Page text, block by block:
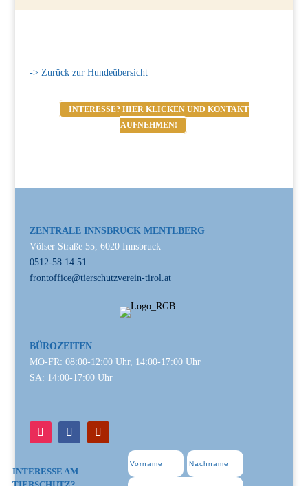
-> Zurück zur Hundeübersicht
INTERESSE? HIER KLICKEN UND KONTAKT
AUFNEHMEN!
ZENTRALE INNSBRUCK MENTLBERG
Völser Straße 55, 6020 Innsbruck
0512-58 14 51
frontoffice@tierschutzverein-tirol.at
BÜROZEITEN
MO-FR: 08:00-12:00 Uhr, 14:00-17:00 Uhr
SA: 14:00-17:00 Uhr
INTERESSE AM